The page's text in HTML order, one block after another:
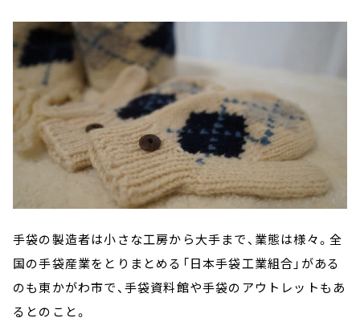
手袋の製造者は小さな工房から大手まで、業態は様々。全
国の手袋産業をとりまとめる「日本手袋工業組合」がある
のも東かがわ市で、手袋資料館や手袋のアウトレットもあ
るとのこと。